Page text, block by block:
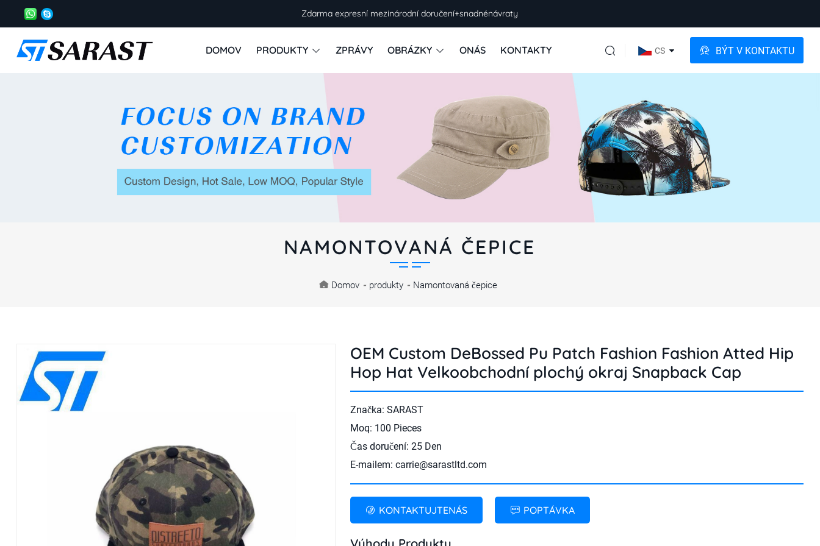
Zdarma expresní mezinárodní doručení+snadnénávraty
DOMOV PRODUKTY ZPRÁVY OBRÁZKY ONÁS KONTAKTY CS BÝT V KONTAKTU
NAMONTOVANÁ ČEPICE
Domov - produkty - Namontovaná čepice
OEM Custom DeBossed Pu Patch Fashion Fashion Atted Hip
Hop Hat Velkoobchodní plochý okraj Snapback Cap
Značka: SARAST
Moq: 100 Pieces
Čas doručení: 25 Den
E-mailem:carrie@sarastltd.com
KONTAKTUJTENÁS POPTÁVKA